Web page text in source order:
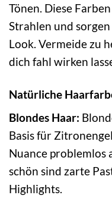
Tönen. Diese
Strahlen und
Look. Vermeide zu
dich fahl wirken
Natürliche
Blondes Haar:
Basis für
Nuance problemlos
schön sind zarte
Highlights.